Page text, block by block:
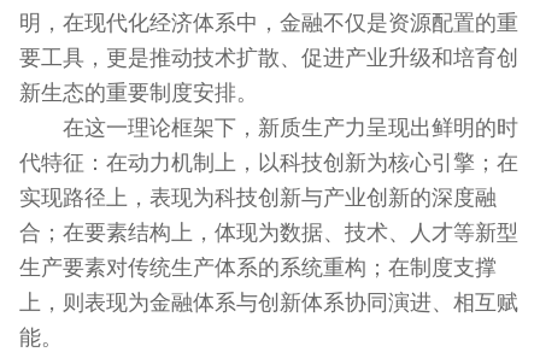
明，在现代化经济体系中，金融不仅是资源配置的重
要工具，更是推动技术扩散、促进产业升级和培育创
新生态的重要制度安排。
在这一理论框架下，新质生产力呈现出鲜明的时
代特征：在动力机制上，以科技创新为核心引擎；在
实现路径上，表现为科技创新与产业创新的深度融
合；在要素结构上，体现为数据、技术、人才等新型
生产要素对传统生产体系的系统重构；在制度支撑
上，则表现为金融体系与创新体系协同演进、相互赋
能。